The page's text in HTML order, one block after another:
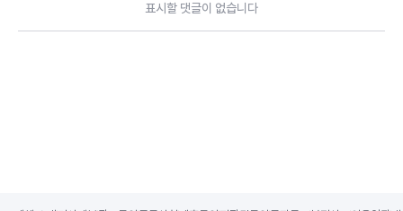
표시할 댓글이 없습니다